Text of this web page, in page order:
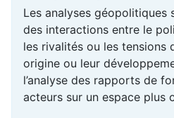
Les analyses géopolitiques
des interactions entre le
les rivalités ou les tensions
origine ou leur
l’analyse des rapports de
acteurs sur un espace plus